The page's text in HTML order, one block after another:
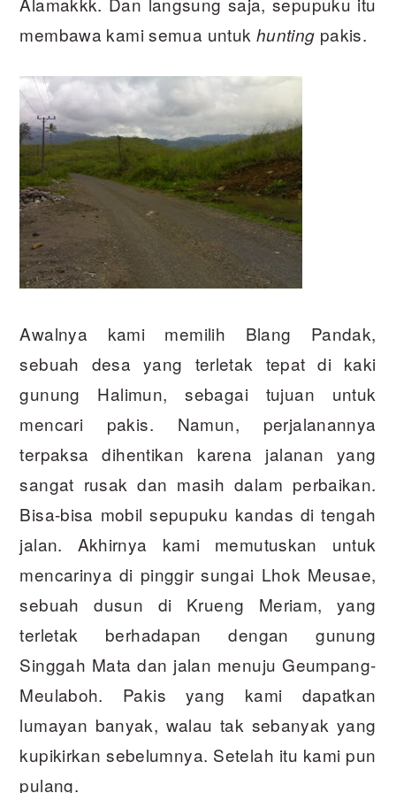
membawa kami semua untuk hunting pakis.
Awalnya kami memilih Blang Pandak,
sebuah desa yang terletak tepat di kaki
gunung Halimun, sebagai tujuan untuk
mencari pakis. Namun, perjalanannya
terpaksa dihentikan karena jalanan yang
sangat rusak dan masih dalam perbaikan.
Bisa-bisa mobil sepupuku kandas di tengah
jalan. Akhirnya kami memutuskan untuk
mencarinya di pinggir sungai Lhok Meusae,
sebuah dusun di Krueng Meriam, yang
terletak berhadapan dengan gunung
Singgah Mata dan jalan menuju Geumpang-
Meulaboh. Pakis yang kami dapatkan
lumayan banyak, walau tak sebanyak yang
kupikirkan sebelumnya. Setelah itu kami pun
pulang.